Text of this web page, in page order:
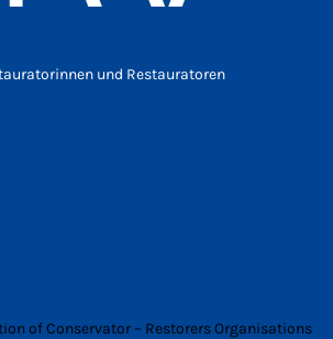
und Restauratoren
of Conservator – Restorers Organisations